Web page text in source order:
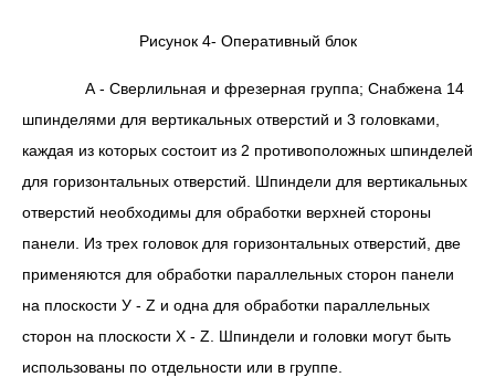
Рисунок 4- Оперативный блок
А - Сверлильная и фрезерная группа; Снабжена 14
шпинделями для вертикальных отверстий и 3 головками,
каждая из которых состоит из 2 противоположных шпинделей
для горизонтальных отверстий. Шпиндели для вертикальных
отверстий необходимы для обработки верхней стороны
панели. Из трех головок для горизонтальных отверстий, две
применяются для обработки параллельных сторон панели
на плоскости У - Z и одна для обработки параллельных
сторон на плоскости Х - Z. Шпиндели и головки могут быть
использованы по отдельности или в группе.